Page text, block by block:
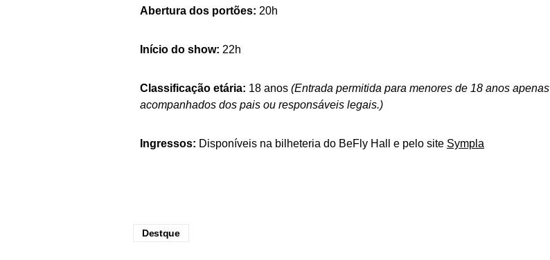
Abertura dos portões: 20h
Início do show: 22h
Classificação etária: 18 anos (Entrada permitida para menores de 18 anos apenas
acompanhados dos pais ou responsáveis legais.)
Ingressos: Disponíveis na bilheteria do BeFly Hall e pelo site Sympla
Destque